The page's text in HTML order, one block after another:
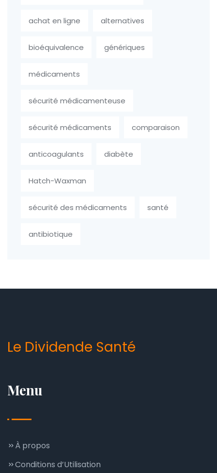
achat en ligne alternatives
bioéquivalence génériques
médicaments
sécurité médicamenteuse
sécurité médicaments comparaison
anticoagulants diabète
Hatch-Waxman
sécurité des médicaments santé
antibiotique
Le Dividende Santé
Menu
À propos
Conditions d’Utilisation